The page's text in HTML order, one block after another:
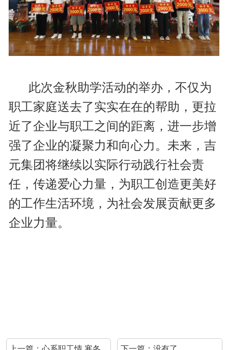
此次金秋助学活动的举办，不仅为
职工家庭送去了实实在在的帮助，更拉
近了企业与职工之间的距离，进一步增
强了企业的凝聚力和向心力。未来，吉
元集团将继续以实际行动践行社会责
任，传递爱心力量，为职工创造更美好
的工作生活环境，为社会发展贡献更多
企业力量。